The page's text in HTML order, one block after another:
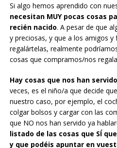
Si algo hemos aprendido con
necesitan MUY pocas cosas
recién nacido. A pesar de que
y preciosas, y que a los amigos y
regalártelas, realmente
cosas que compramos/nos
Hay cosas que nos han
veces, es el niño/a que decide
nuestro caso, por ejemplo, el
colgar bolsos y cargar con las
que NO nos han servido ya
listado de las cosas que SÍ
y que podéis apuntar en